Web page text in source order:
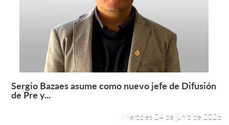
Leer más +
Sergio Bazaes asume como nuevo jefe de Difusión
de Pre y...
Miércoles 24 de junio de 2026